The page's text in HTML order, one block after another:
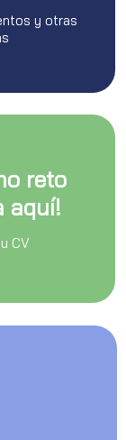
y otras
reto
aquí!
CV